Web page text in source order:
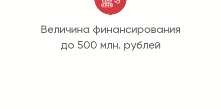
Величина финансирования
до 500 млн. рублей